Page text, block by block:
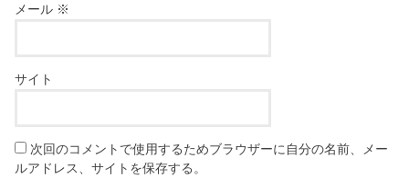
メール ※
サイト
次回のコメントで使用するためブラウザーに自分の名前、メー
ルアドレス、サイトを保存する。